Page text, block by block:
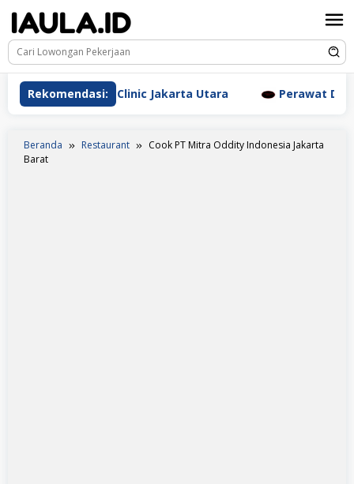
konten
Rekomendasi:
Aesthetic Clinic Jakarta Utara Perawat Dr. Triyanti
Beranda Restaurant
Cook PT Mitra Oddity Indonesia Jakarta
Barat